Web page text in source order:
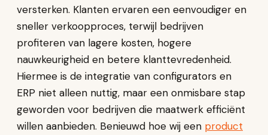
versterken. Klanten ervaren een eenvoudiger en
sneller verkoopproces, terwijl bedrijven
profiteren van lagere kosten, hogere
nauwkeurigheid en betere klanttevredenheid.
Hiermee is de integratie van configurators en
ERP niet alleen nuttig, maar een onmisbare stap
geworden voor bedrijven die maatwerk efficiënt
willen aanbieden. Benieuwd hoe wij een product